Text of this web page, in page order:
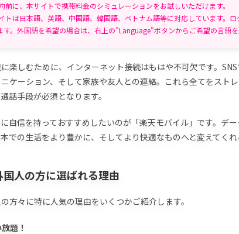
前に、本サイトで携帯料金のシミュレーションをお試しいただけます。
トは日本語、英語、中国語、韓国語、ベトナム語等に対応しています。
す。外国語を希望の場合は、右上の"Language"ボタンからご希望の言語を
楽しむために、インターネット接続はもはや不可欠です。
ケーション、そして家族や友人との連絡。これら全てをスト
話手段が必須となります。
自信を持っておすすめしたいのが「楽天モバイル」です。デ
での生活をより豊かに、そしてより快適なものへと変えてくれ
人の方に選ばれる理由
方々に特に人気の理由をいくつかご紹介します。
題！